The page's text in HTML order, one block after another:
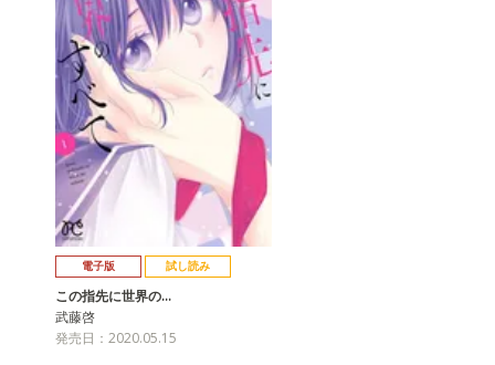
電子版 試し読み
この指先に世界の…
武藤啓
発売日：2020.05.15